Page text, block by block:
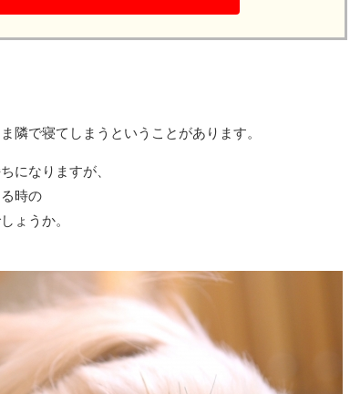
隣で寝てしまうということがあります。
になりますが、
時の
ょうか。